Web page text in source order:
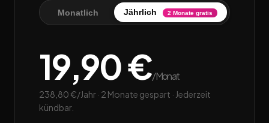
Monatlich Jährlich 2 Monate gratis
19,90 €/Monat
238,80 €/Jahr · 2 Monate gespart · Jederzeit
kündbar.